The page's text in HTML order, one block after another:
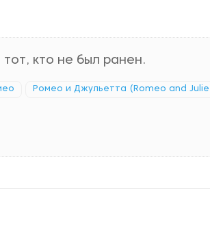
кто не был ранен.
Ромео и Джульетта (Romeo and